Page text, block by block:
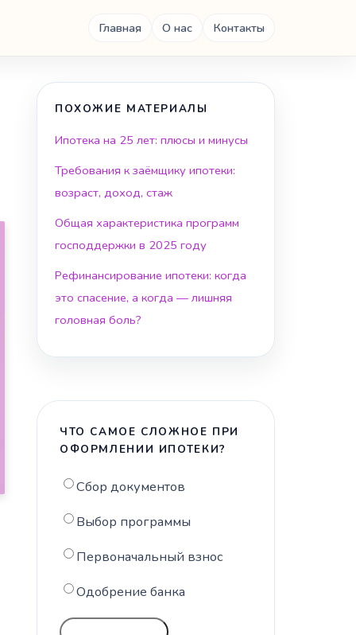
Главная О нас Контакты
ПОХОЖИЕ МАТЕРИАЛЫ
Ипотека на 25 лет: плюсы и минусы
Требования к заёмщику ипотеки:
возраст, доход, стаж
Общая характеристика программ
господдержки в 2025 году
Рефинансирование ипотеки: когда
это спасение, а когда — лишняя
головная боль?
ЧТО САМОЕ СЛОЖНОЕ ПРИ
ОФОРМЛЕНИИ ИПОТЕКИ?
Сбор документов
Выбор программы
Первоначальный взнос
Одобрение банка